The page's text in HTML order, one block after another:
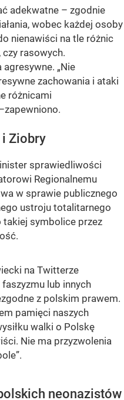
adekwatne – zgodnie
wobec każdej osoby
nienawiści na tle różnic
rasowych.
„Nie
zachowania i ataki
różnicami
Ziobry
sprawiedliwości
Regionalnemu
w sprawie publicznego
ustroju totalitarnego
symbolice przez
na Twitterze
lub innych
z polskim prawem.
pamięci naszych
walki o Polskę
Nie ma przyzwolenia
neonazistów